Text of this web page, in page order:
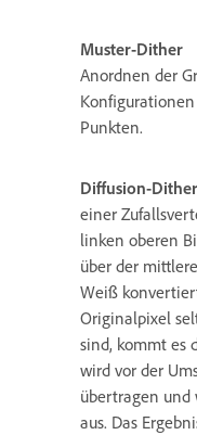
Muster-Dither
Anordnen der
Punkten.
Diffusion-Dither
einer
linken oberen
über der
Weiß
Originalpixel
sind, kommt es
wird vor der
übertragen und
aus. Das